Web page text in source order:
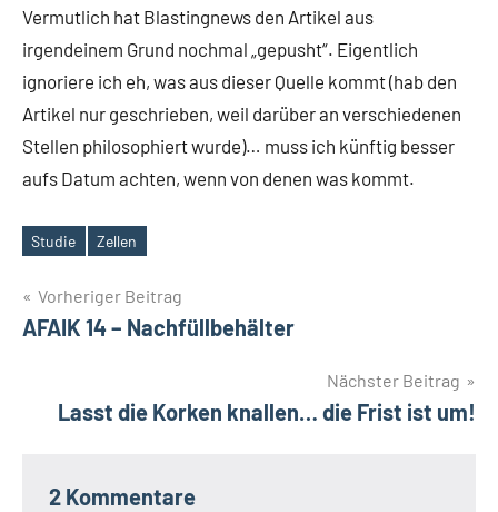
Vermutlich hat Blastingnews den Artikel aus
irgendeinem Grund nochmal „gepusht“. Eigentlich
ignoriere ich eh, was aus dieser Quelle kommt (hab den
Artikel nur geschrieben, weil darüber an verschiedenen
Stellen philosophiert wurde)… muss ich künftig besser
aufs Datum achten, wenn von denen was kommt.
Schlagwörter
Studie Zellen
Beitrags-
Navigation
Vorheriger Beitrag
AFAIK 14 – Nachfüllbehälter
Nächster Beitrag
Lasst die Korken knallen… die Frist ist um!
2 Kommentare